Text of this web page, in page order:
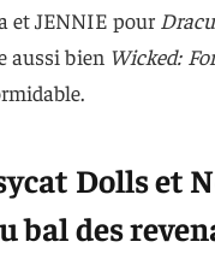
et JENNIE pour
aussi bien Wicked:
Dolls et
bal des